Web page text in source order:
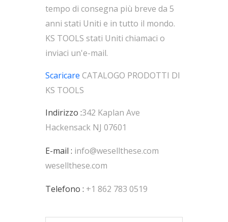
tempo di consegna più breve da 5
anni stati Uniti e in tutto il mondo.
KS TOOLS stati Uniti chiamaci o
inviaci un'e-mail.
Scaricare CATALOGO PRODOTTI DI
KS TOOLS
Indirizzo :342 Kaplan Ave
Hackensack NJ 07601
E-mail : info@wesellthese.com
wesellthese.com
Telefono : +1 862 783 0519